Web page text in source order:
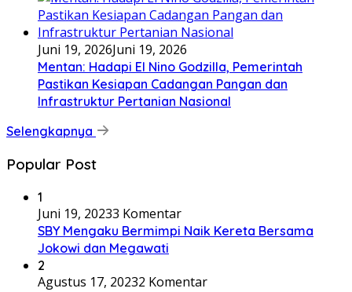
Juni 19, 2026Juni 19, 2026
Mentan: Hadapi El Nino Godzilla, Pemerintah
Pastikan Kesiapan Cadangan Pangan dan
Infrastruktur Pertanian Nasional
Selengkapnya
Popular Post
1
Juni 19, 20233 Komentar
SBY Mengaku Bermimpi Naik Kereta Bersama
Jokowi dan Megawati
2
Agustus 17, 20232 Komentar